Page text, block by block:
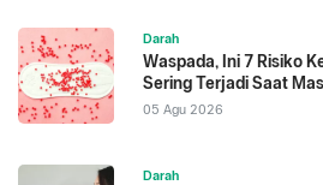
Darah
Waspada, Ini 7 Risiko
Sering Terjadi Saat
05 Agu 2026
Darah